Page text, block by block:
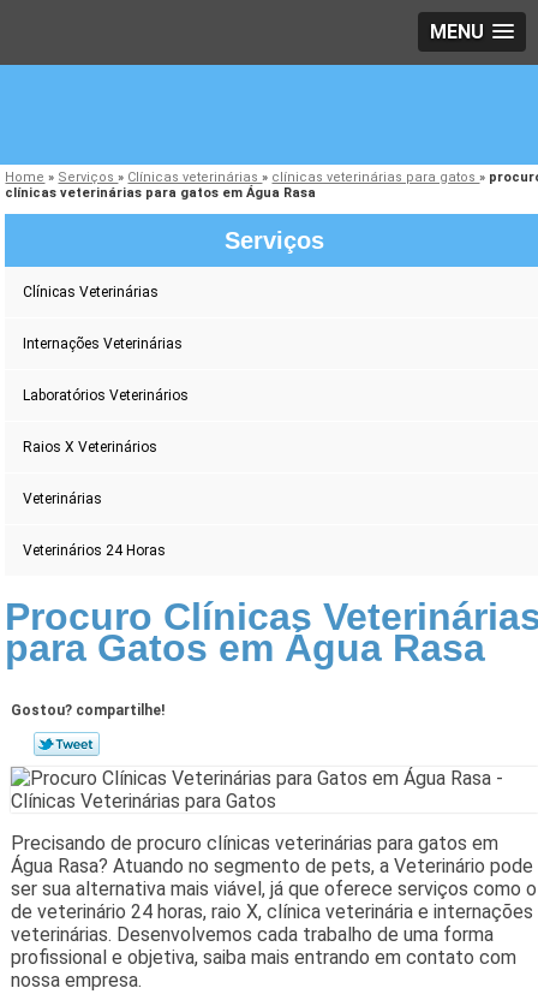
MENU
Home » Serviços» Clínicas veterinárias» clínicas veterinárias para gatos»
clínicas veterinárias para gatos em Água Rasa
Serviços
Clínicas Veterinárias
Internações Veterinárias
Laboratórios Veterinários
Raios X Veterinários
Veterinárias
Veterinários 24 Horas
Procuro Clínicas
para Gatos em Água Rasa
Gostou? compartilhe!
Precisando de procuro clínicas veterinárias para gatos em
Água Rasa? Atuando no segmento de pets, a Veterinário pode
ser sua alternativa mais viável, já que oferece serviços como o
de veterinário 24 horas, raio X, clínica veterinária e internações
veterinárias. Desenvolvemos cada trabalho de uma forma
profissional e objetiva, saiba mais entrando em contato com
nossa empresa.